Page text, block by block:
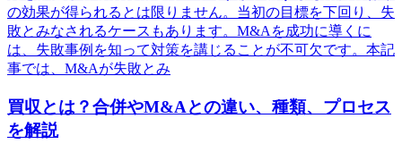
の効果が得られるとは限りません。当初の目標を下回り、失
敗とみなされるケースもあります。M&Aを成功に導くに
は、失敗事例を知って対策を講じることが不可欠です。本記
事では、M&Aが失敗とみ
買収とは？合併やM&Aとの違い、種類、プロセス
を解説